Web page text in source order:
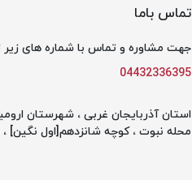
تماس باما
جهت مشاوره و تماس با شماره های
04432336395
استان آذربایجان غربی ، شهرستان
محله نبوت ، کوچه شانزدهم[اول نگین] ، بلوار